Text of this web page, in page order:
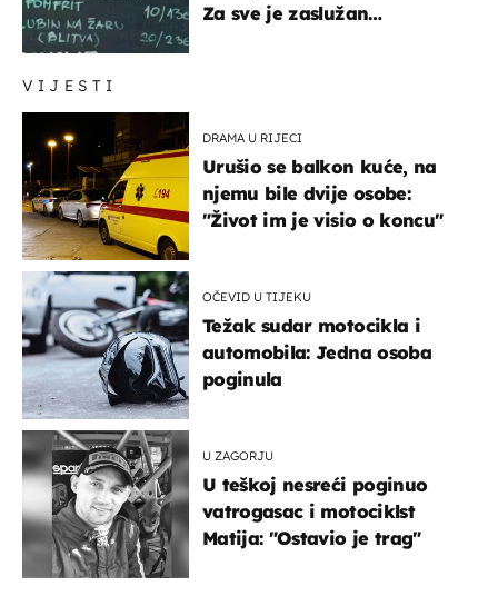
VIJESTI
DRAMA U RIJECI
Urušio se balkon kuće, na
njemu bile dvije osobe:
"Život im je visio o koncu"
OČEVID U TIJEKU
Težak sudar motocikla i
automobila: Jedna osoba
poginula
U ZAGORJU
U teškoj nesreći poginuo
vatrogasac i motociklst
Matija: "Ostavio je trag"
Za sve je zaslužan